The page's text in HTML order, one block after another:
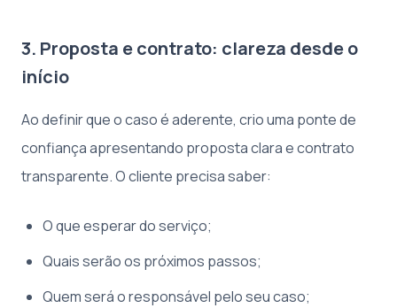
3. Proposta e contrato: clareza desde o
início
Ao definir que o caso é aderente, crio uma ponte de
confiança apresentando proposta clara e contrato
transparente. O cliente precisa saber:
O que esperar do serviço;
Quais serão os próximos passos;
Quem será o responsável pelo seu caso;